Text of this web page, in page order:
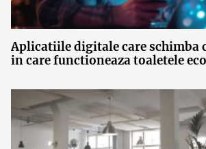
Aplicatiile digitale care schimba
in care functioneaza toaletele